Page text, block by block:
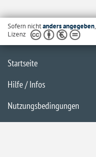
Sofern nichtanders angegeben
Lizenz
Startseite
Hilfe / Infos
Nutzungsbedingungen